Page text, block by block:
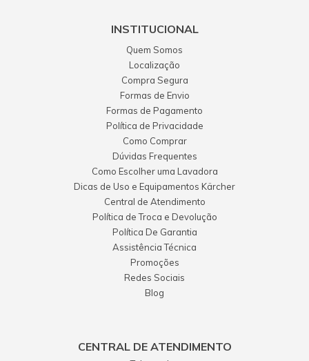
INSTITUCIONAL
Quem Somos
Localização
Compra Segura
Formas de Envio
Formas de Pagamento
Política de Privacidade
Como Comprar
Dúvidas Frequentes
Como Escolher uma Lavadora
Dicas de Uso e Equipamentos Kärcher
Central de Atendimento
Política de Troca e Devolução
Política De Garantia
Assistência Técnica
Promoções
Redes Sociais
Blog
CENTRAL DE ATENDIMENTO